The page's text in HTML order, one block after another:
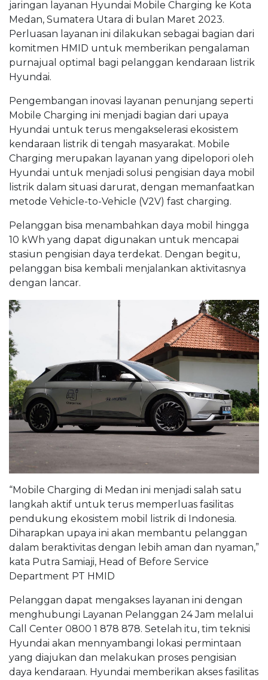
jaringan layanan Hyundai Mobile Charging ke Kota
Medan, Sumatera Utara di bulan Maret 2023.
Perluasan layanan ini dilakukan sebagai bagian dari
komitmen HMID untuk memberikan pengalaman
purnajual optimal bagi pelanggan kendaraan listrik
Hyundai.
Pengembangan inovasi layanan penunjang seperti
Mobile Charging ini menjadi bagian dari upaya
Hyundai untuk terus mengakselerasi ekosistem
kendaraan listrik di tengah masyarakat. Mobile
Charging merupakan layanan yang dipelopori oleh
Hyundai untuk menjadi solusi pengisian daya mobil
listrik dalam situasi darurat, dengan memanfaatkan
metode Vehicle-to-Vehicle (V2V) fast charging.
Pelanggan bisa menambahkan daya mobil hingga
10 kWh yang dapat digunakan untuk mencapai
stasiun pengisian daya terdekat. Dengan begitu,
pelanggan bisa kembali menjalankan aktivitasnya
dengan lancar.
“Mobile Charging di Medan ini menjadi salah satu
langkah aktif untuk terus memperluas fasilitas
pendukung ekosistem mobil listrik di Indonesia.
Diharapkan upaya ini akan membantu pelanggan
dalam beraktivitas dengan lebih aman dan nyaman,”
kata Putra Samiaji, Head of Before Service
Department PT HMID
Pelanggan dapat mengakses layanan ini dengan
menghubungi Layanan Pelanggan 24 Jam melalui
Call Center 0800 1 878 878. Setelah itu, tim teknisi
Hyundai akan mennyambangi lokasi permintaan
yang diajukan dan melakukan proses pengisian
daya kendaraan. Hyundai memberikan akses fasilitas